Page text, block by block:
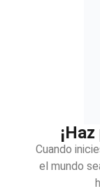
Cuando
el mundo